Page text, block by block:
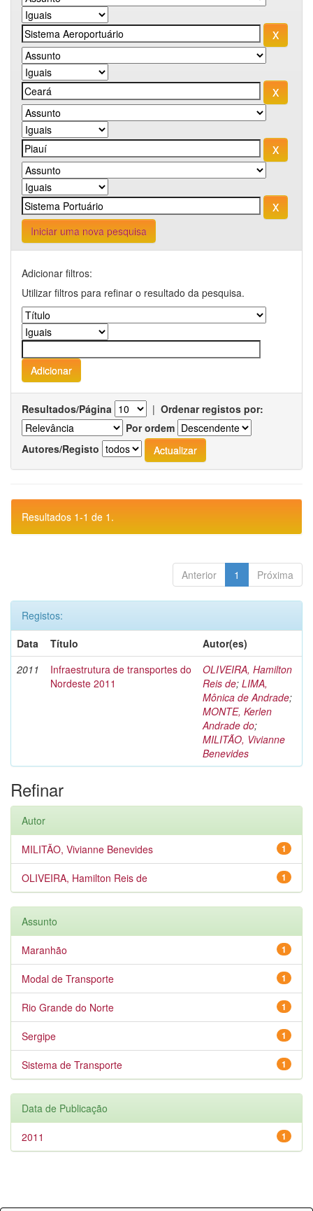
Iniciar uma nova pesquisa
Adicionar filtros:
Utilizar filtros para refinar o resultado da pesquisa.
Resultados/Página | Ordenar registos por:
Por ordem
Autores/Registo
Resultados 1-1 de 1.
Anterior 1 Próxima
Registos:
Data
Título
Autor(es)
2011
Infraestrutura de transportes do
Nordeste 2011
OLIVEIRA, Hamilton
Reis de; LIMA,
Mônica de Andrade;
MONTE, Kerlen
Andrade do;
MILITÃO, Vivianne
Benevides
Refinar
Autor
1
MILITÃO, Vivianne Benevides
1
OLIVEIRA, Hamilton Reis de
Assunto
1
Maranhão
1
Modal de Transporte
1
Rio Grande do Norte
1
Sergipe
1
Sistema de Transporte
Data de Publicação
1
2011